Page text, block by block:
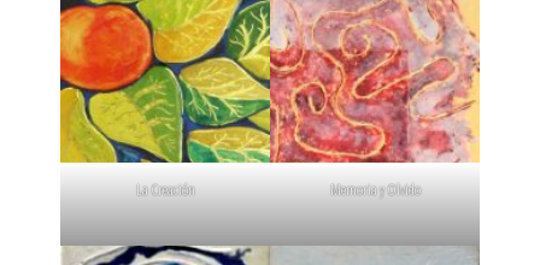
La Creación Memoria y Olvido